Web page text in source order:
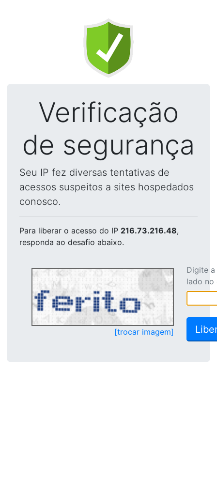
Verificação
de segurança
Seu IP fez diversas tentativas de
acessos suspeitos a sites hospedados
conosco.
Para liberar o acesso do IP 216.73.216.48,
responda ao desafio abaixo.
[trocar imagem]
Digite
lado no